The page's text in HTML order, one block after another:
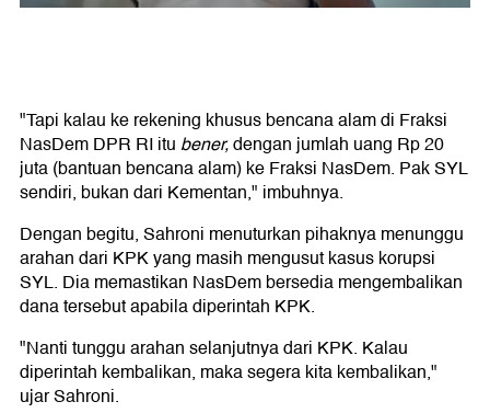
"Tapi kalau ke rekening khusus bencana alam di Fraksi
NasDem DPR RI itu bener,dengan jumlah uang Rp 20
juta (bantuan bencana alam) ke Fraksi NasDem. Pak SYL
sendiri, bukan dari Kementan," imbuhnya.
Dengan begitu, Sahroni menuturkan pihaknya menunggu
arahan dari KPK yang masih mengusut kasus korupsi
SYL. Dia memastikan NasDem bersedia mengembalikan
dana tersebut apabila diperintah KPK.
"Nanti tunggu arahan selanjutnya dari KPK. Kalau
diperintah kembalikan, maka segera kita kembalikan,"
ujar Sahroni.